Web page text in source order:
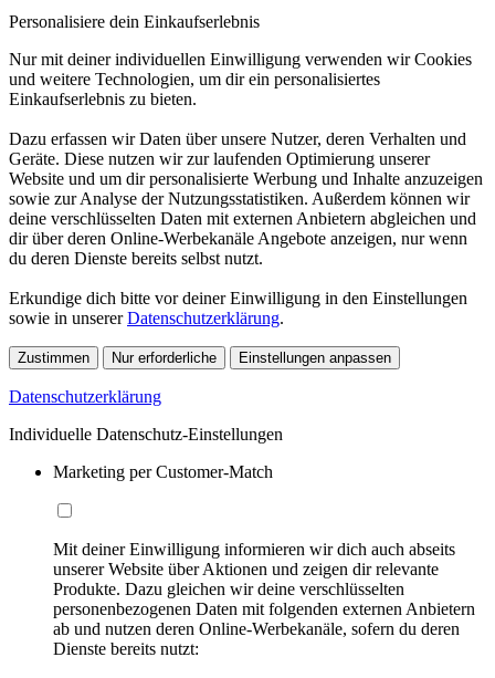
Personalisiere dein Einkaufserlebnis
Nur mit deiner individuellen Einwilligung verwenden wir Cookies
und weitere Technologien, um dir ein personalisiertes
Einkaufserlebnis zu bieten.
Dazu erfassen wir Daten über unsere Nutzer, deren Verhalten und
Geräte. Diese nutzen wir zur laufenden Optimierung unserer
Website und um dir personalisierte Werbung und Inhalte anzuzeigen
sowie zur Analyse der Nutzungsstatistiken. Außerdem können wir
deine verschlüsselten Daten mit externen Anbietern abgleichen und
dir über deren Online-Werbekanäle Angebote anzeigen, nur wenn
du deren Dienste bereits selbst nutzt.
Erkundige dich bitte vor deiner Einwilligung in den Einstellungen
sowie in unsererDatenschutzerklärung.
Zustimmen Nur erforderliche Einstellungen anpassen
Datenschutzerklärung
Individuelle Datenschutz-Einstellungen
Marketing per Customer-Match
Mit deiner Einwilligung informieren wir dich auch abseits
unserer Website über Aktionen und zeigen dir relevante
Produkte. Dazu gleichen wir deine verschlüsselten
personenbezogenen Daten mit folgenden externen Anbietern
ab und nutzen deren Online-Werbekanäle, sofern du deren
Dienste bereits nutzt: